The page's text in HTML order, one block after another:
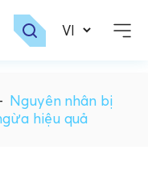
Nguyên nhân bị
hiệu quả